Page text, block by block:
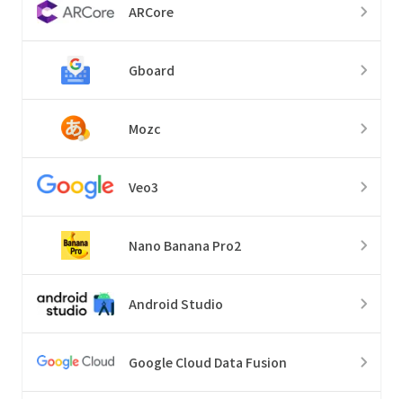
ARCore
Gboard
Mozc
Veo3
Nano Banana Pro2
Android Studio
Google Cloud Data Fusion